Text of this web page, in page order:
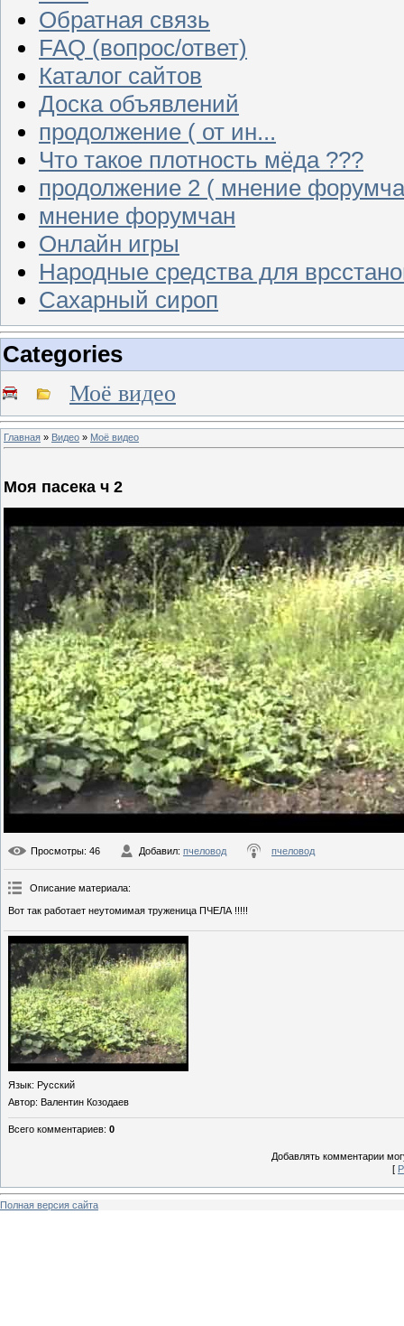
Обратная связь
FAQ (вопрос/ответ)
Каталог сайтов
Доска объявлений
продолжение ( от ин...
Что такое плотность мёда ???
продолжение 2 ( мнение
мнение форумчан
Онлайн игры
Народные средства для
Сахарный сироп
Categories
Моё видео
Главная » Видео » Моё видео
Моя пасека ч 2
Просмотры: 46 Добавил: пчеловод пчеловод
Описание материала:
Вот так работает неутомимая труженица ПЧЕЛА !!!!!
Язык: Русский
Автор: Валентин Козодаев
Всего комментариев: 0
Добавлять комментарии
[
Полная версия сайта